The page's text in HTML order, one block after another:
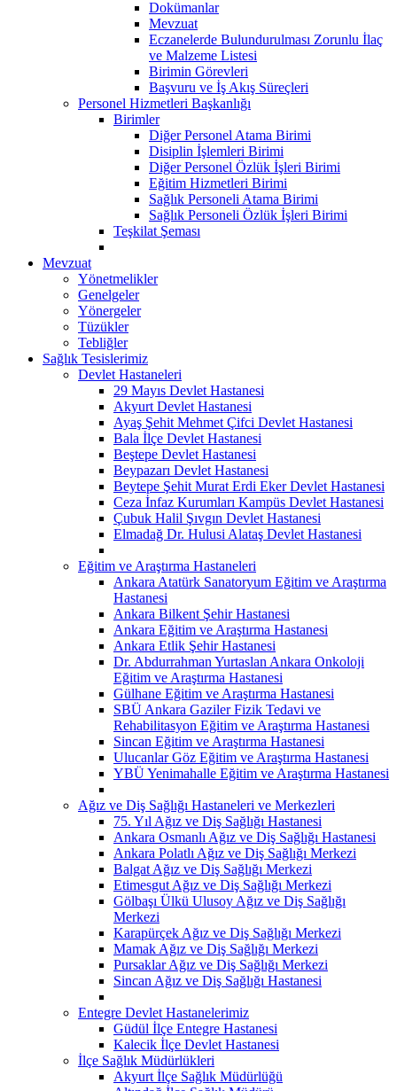
Dokümanlar
Mevzuat
Eczanelerde Bulundurulması Zorunlu İlaç
ve Malzeme Listesi
Birimin Görevleri
Başvuru ve İş Akış Süreçleri
Personel Hizmetleri Başkanlığı
Birimler
Diğer Personel Atama Birimi
Disiplin İşlemleri Birimi
Diğer Personel Özlük İşleri Birimi
Eğitim Hizmetleri Birimi
Sağlık Personeli Atama Birimi
Sağlık Personeli Özlük İşleri Birimi
Teşkilat Şeması
Mevzuat
Yönetmelikler
Genelgeler
Yönergeler
Tüzükler
Tebliğler
Sağlık Tesislerimiz
Devlet Hastaneleri
29 Mayıs Devlet Hastanesi
Akyurt Devlet Hastanesi
Ayaş Şehit Mehmet Çifci Devlet Hastanesi
Bala İlçe Devlet Hastanesi
Beştepe Devlet Hastanesi
Beypazarı Devlet Hastanesi
Beytepe Şehit Murat Erdi Eker Devlet Hastanesi
Ceza İnfaz Kurumları Kampüs Devlet Hastanesi
Çubuk Halil Şıvgın Devlet Hastanesi
Elmadağ Dr. Hulusi Alataş Devlet Hastanesi
Eğitim ve Araştırma Hastaneleri
Ankara Atatürk Sanatoryum Eğitim ve Araştırma
Hastanesi
Ankara Bilkent Şehir Hastanesi
Ankara Eğitim ve Araştırma Hastanesi
Ankara Etlik Şehir Hastanesi
Dr. Abdurrahman Yurtaslan Ankara Onkoloji
Eğitim ve Araştırma Hastanesi
Gülhane Eğitim ve Araştırma Hastanesi
SBÜ Ankara Gaziler Fizik Tedavi ve
Rehabilitasyon Eğitim ve Araştırma Hastanesi
Sincan Eğitim ve Araştırma Hastanesi
Ulucanlar Göz Eğitim ve Araştırma Hastanesi
YBÜ Yenimahalle Eğitim ve Araştırma Hastanesi
Ağız ve Diş Sağlığı Hastaneleri ve Merkezleri
75. Yıl Ağız ve Diş Sağlığı Hastanesi
Ankara Osmanlı Ağız ve Diş Sağlığı Hastanesi
Ankara Polatlı Ağız ve Diş Sağlığı Merkezi
Balgat Ağız ve Diş Sağlığı Merkezi
Etimesgut Ağız ve Diş Sağlığı Merkezi
Gölbaşı Ülkü Ulusoy Ağız ve Diş Sağlığı
Merkezi
Karapürçek Ağız ve Diş Sağlığı Merkezi
Mamak Ağız ve Diş Sağlığı Merkezi
Pursaklar Ağız ve Diş Sağlığı Merkezi
Sincan Ağız ve Diş Sağlığı Hastanesi
Entegre Devlet Hastanelerimiz
Güdül İlçe Entegre Hastanesi
Kalecik İlçe Devlet Hastanesi
İlçe Sağlık Müdürlükleri
Akyurt İlçe Sağlık Müdürlüğü